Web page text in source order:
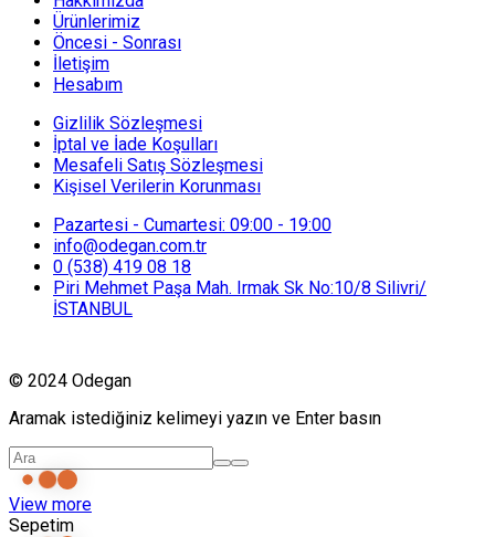
Ürünlerimiz
Öncesi - Sonrası
İletişim
Hesabım
Gizlilik Sözleşmesi
İptal ve İade Koşulları
Mesafeli Satış Sözleşmesi
Kişisel Verilerin Korunması
Pazartesi - Cumartesi: 09:00 - 19:00
info@odegan.com.tr
0 (538) 419 08 18
Piri Mehmet Paşa Mah. Irmak Sk No:10/8 Silivri/
İSTANBUL
© 2024 Odegan
Aramak istediğiniz kelimeyi yazın ve Enter basın
View more
Sepetim